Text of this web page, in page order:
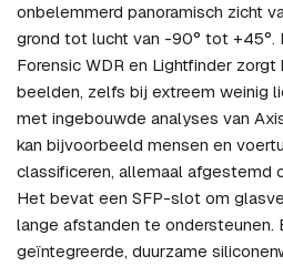
onbelemmerd panoramisch zicht
grond tot lucht van -90° tot +45°.
Forensic WDR en Lightfinder
beelden, zelfs bij extreem weinig
met ingebouwde analyses van
kan bijvoorbeeld mensen en
classificeren, allemaal afgestemd
Het bevat een SFP-slot om
lange afstanden te ondersteunen.
geïntegreerde, duurzame